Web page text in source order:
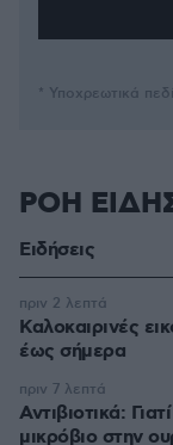
* Υποχρεωτικά
ΡΟΗ
Ειδήσεις
Καλοκαιρινές
έως σήμερα
πριν 2 λεπτά
Αντιβιοτικά:
μικρόβιο στην
πριν 7 λεπτά